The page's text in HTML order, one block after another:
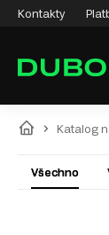
Kontakty
Katalog
Všechno